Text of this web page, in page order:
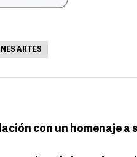
ARTES
con un homenaje a